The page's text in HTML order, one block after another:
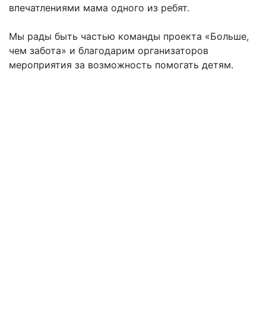
впечатлениями мама одного из ребят.
Мы рады быть частью команды проекта «Больше,
чем забота» и благодарим организаторов
мероприятия за возможность помогать детям.